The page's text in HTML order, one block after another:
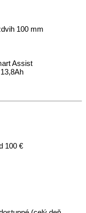
100 mm
Assist
100 €